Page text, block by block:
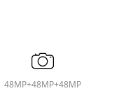
48MP+48MP+48MP